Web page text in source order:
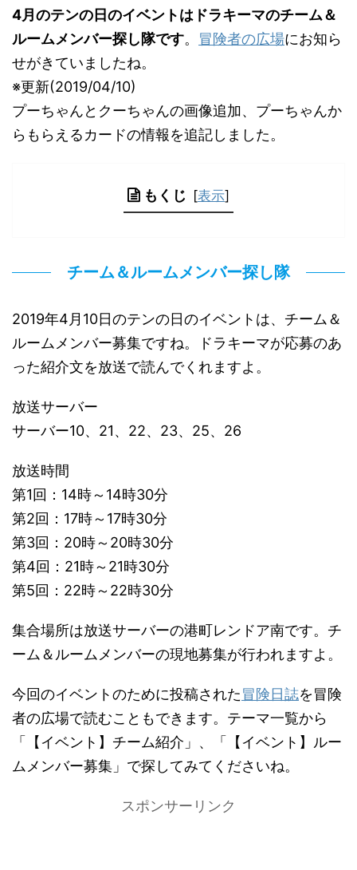
4月のテンの日のイベントはドラキーマのチーム＆
ルームメンバー探し隊です。 冒険者の広場にお知ら
せがきていましたね。
※更新(2019/04/10)
プーちゃんとクーちゃんの画像追加、プーちゃんか
らもらえるカードの情報を追記しました。
もくじ [表示]
チーム＆ルームメンバー探し隊
2019年4月10日のテンの日のイベントは、チーム＆
ルームメンバー募集ですね。ドラキーマが応募のあ
った紹介文を放送で読んでくれますよ。
放送サーバー
サーバー10、21、22、23、25、26
放送時間
第1回：14時～14時30分
第2回：17時～17時30分
第3回：20時～20時30分
第4回：21時～21時30分
第5回：22時～22時30分
集合場所は放送サーバーの港町レンドア南です。チ
ーム＆ルームメンバーの現地募集が行われますよ。
今回のイベントのために投稿された冒険日誌を冒険
者の広場で読むこともできます。テーマ一覧から
「【イベント】チーム紹介」、「【イベント】ルー
ムメンバー募集」で探してみてくださいね。
スポンサーリンク